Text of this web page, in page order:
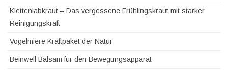
Klettenlabkraut – Das vergessene Frühlingskraut mit starker
Reinigungskraft
Vogelmiere Kraftpaket der Natur
Beinwell Balsam für den Bewegungsapparat